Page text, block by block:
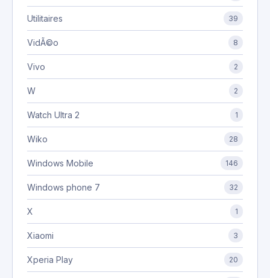
Utilitaires 39
VidÃ©o 8
Vivo 2
W 2
Watch Ultra 2 1
Wiko 28
Windows Mobile 146
Windows phone 7 32
X 1
Xiaomi 3
Xperia Play 20